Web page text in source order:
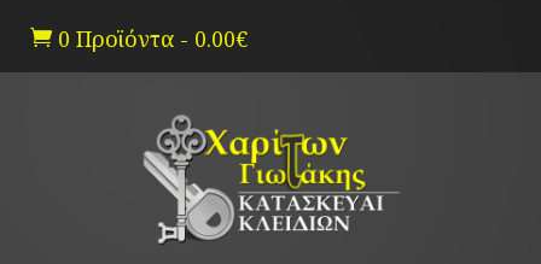
 0 Προϊόντα - 0.00€